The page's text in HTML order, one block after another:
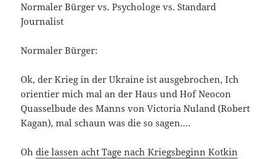
Nor­ma­ler Bür­ger vs. Psy­cho­lo­ge vs. Stan­dard
Journalist
Nor­ma­ler Bürger:
Ok, der Krieg in der Ukrai­ne ist aus­ge­bro­chen, Ich
ori­en­tier mich mal an der Haus und Hof Neo­con
Quas­sel­bu­de des Manns von Vic­to­ria Nuland (Robert
Kagan), mal schaun was die so sagen.…
Ohdie las­sen acht Tage nach Kriegs­be­ginn Kot­kin